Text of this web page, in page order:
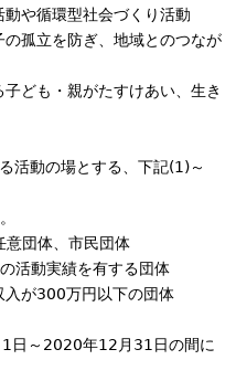
型社会づくり活動
ぎ、地域とのつなが
がたすけあい、生き
活動の場とする、下記(1)～
、市民団体
績を有する団体
万円以下の団体
日～2020年12月31日の間に